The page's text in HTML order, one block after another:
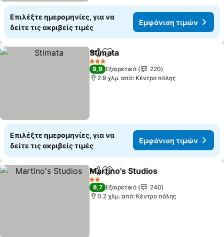
Επιλέξτε ημερομηνίες, για να
δείτε τις ακριβείς τιμές
Εμφάνιση τιμών
Κοινοποίηση
Προσθήκη στα αγαπημένα
Stimata
3 Αστέρια
9,9 Εξαιρετικό
220
2.9 χλμ. από: Κέντρο πόλης
Επιλέξτε ημερομηνίες, για να
δείτε τις ακριβείς τιμές
Εμφάνιση τιμών
Κοινοποίηση
Προσθήκη στα αγαπημένα
Martino's Studios
2 Αστέρια
8,7 Εξαιρετικό
240
0.2 χλμ. από: Κέντρο πόλης